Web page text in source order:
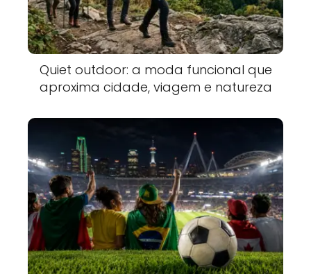
Quiet outdoor: a moda funcional que
aproxima cidade, viagem e natureza